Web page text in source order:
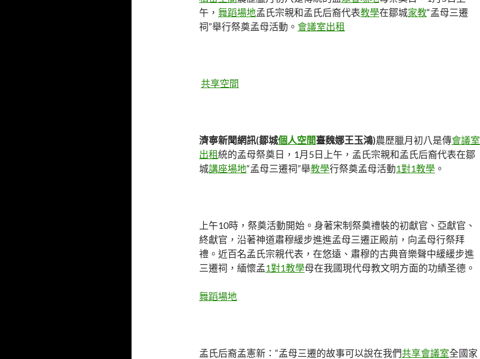
午， 舞蹈場地孟氏宗親和孟氏后裔代表教學在鄒城家教“孟母三遷
祠”舉行祭奠孟母活動。 會議室出租
共享空間
濟寧新聞網訊(鄒城個人空間臺魏娜王玉鴻)農歷臘月初八是傳會議室
出租統的孟母祭奠日，1月5日上午，孟氏宗親和孟氏后裔代表在鄒
城講座場地“孟母三遷祠”舉教學行祭奠孟母活動1對1教學 。
上午10時，祭奠活動開始。身著宋制祭奠禮裝的初獻官、亞獻官、
終獻官，沿著神道肅穆緩步進進孟母三遷正殿前，向孟母行祭拜
禮。近百名孟氏宗親代表，在悠遠、肅穆的古典音樂聲中緩緩步進
三遷祠，緬懷孟1對1教學母在我國現代母教文明方面的功績圣德。
舞蹈場地
孟氏后裔孟憲新：“孟母三遷的故事可以說在我們共享會議室全國家